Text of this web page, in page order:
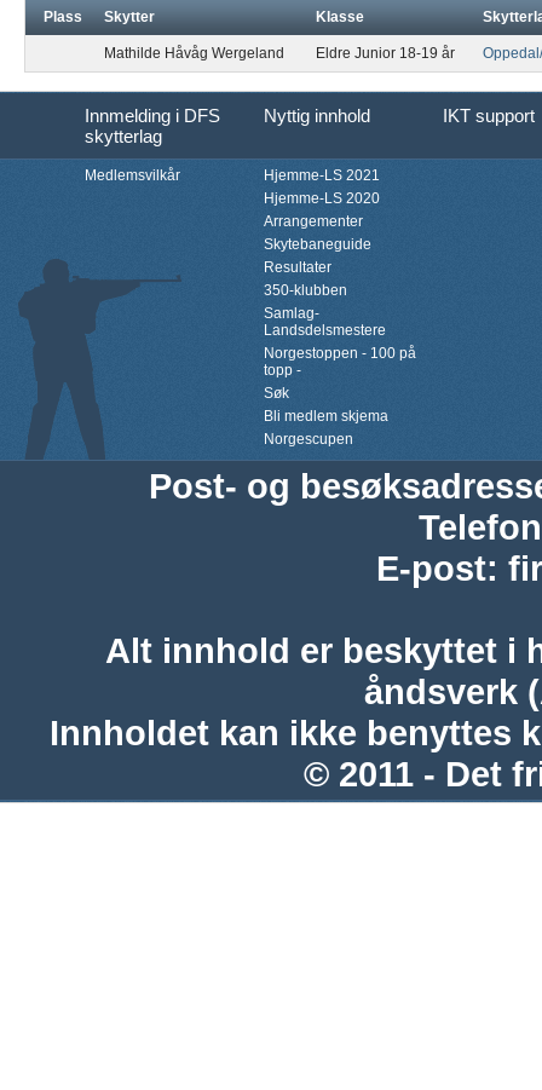
Plass Skytter Klasse
Mathilde Håvåg Wergeland Eldre Junior 18-19 år
Innmelding i DFS
skytterlag
Nyttig innhold IKT support
Medlemsvilkår
Hjemme-LS 2021
Hjemme-LS 2020
Arrangementer
Skytebaneguide
Resultater
350-klubben
Samlag-
Landsdelsmestere
Norgestoppen - 100 på
topp -
Søk
Bli medlem skjema
Norgescupen
Post- og
Telefon
E-post:
Alt innhold er beskyttet i
åndsverk
Innholdet kan ikke benyttes
© 2011 - Det